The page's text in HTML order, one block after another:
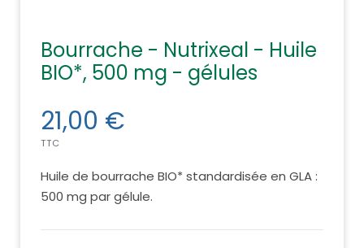
Bourrache - Nutrixeal - Huile
BIO*, 500 mg - gélules
21,00 €
TTC
Huile de bourrache BIO* standardisée en GLA :
500 mg par gélule.